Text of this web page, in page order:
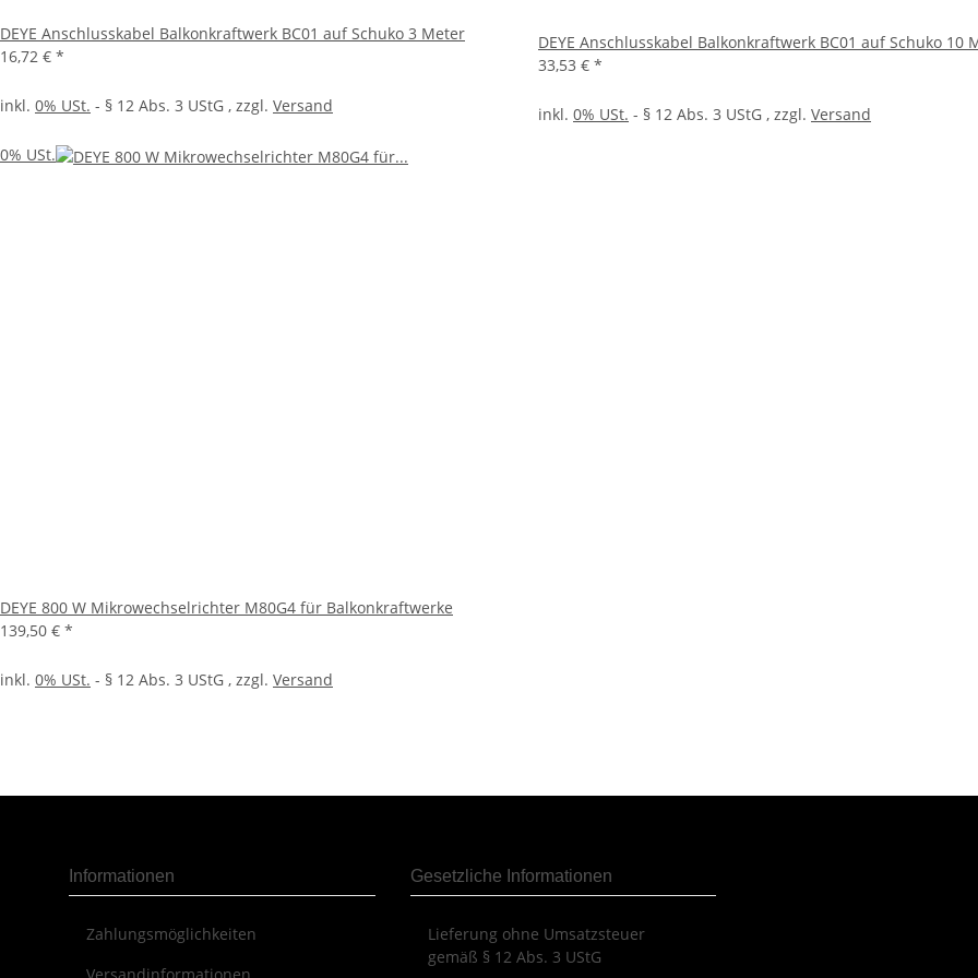
DEYE Anschlusskabel Balkonkraftwerk BC01 auf Schuko 3 Meter
16,72 € *
inkl. 0% USt. - § 12 Abs. 3 UStG , zzgl. Versand
DEYE Anschlusskabel Balkonkraftwerk BC01 auf Schuko 10
33,53 € *
inkl. 0% USt. - § 12 Abs. 3 UStG , zzgl. Versand
0% USt.
DEYE 800 W Mikrowechselrichter M80G4 für Balkonkraftwerke
139,50 € *
inkl. 0% USt. - § 12 Abs. 3 UStG , zzgl. Versand
Informationen
Zahlungsmöglichkeiten
Gesetzliche Informationen
Lieferung ohne Umsatzsteuer
gemäß § 12 Abs. 3 UStG